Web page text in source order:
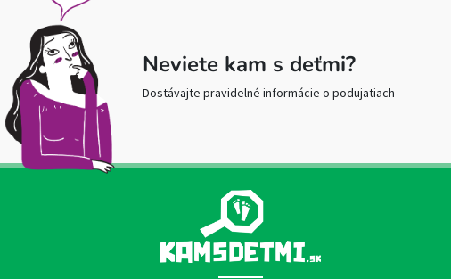
Neviete kam s deťmi?
Dostávajte pravidelné informácie o podujatiach